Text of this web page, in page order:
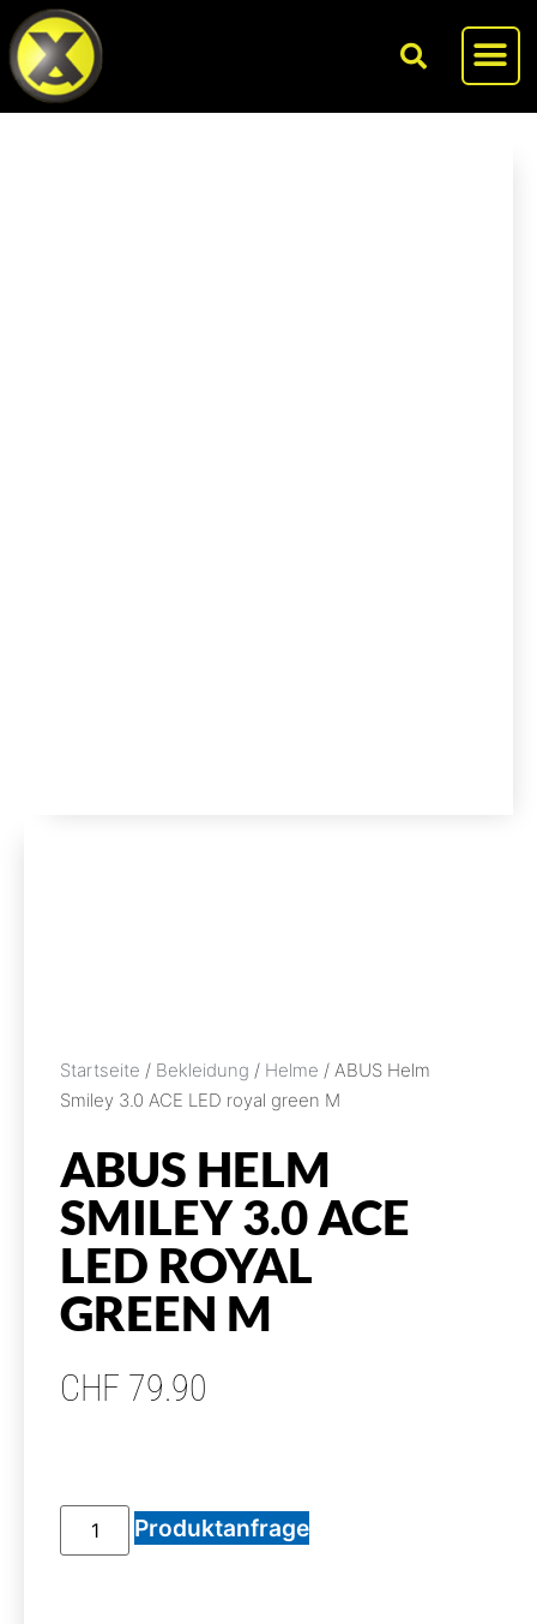
Startseite / Bekleidung / Helme / ABUS Helm
Smiley 3.0 ACE LED royal green M
ABUS HELM
SMILEY 3.0 ACE
LED ROYAL
GREEN M
CHF 79.90
Produktanfrage